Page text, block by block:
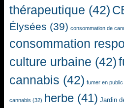
thérapeutique (42)
Élysées (39) consommation de
consommation
culture urbaine (42)
cannabis (42) fumer en public
cannabis (32) herbe (41) Jardin